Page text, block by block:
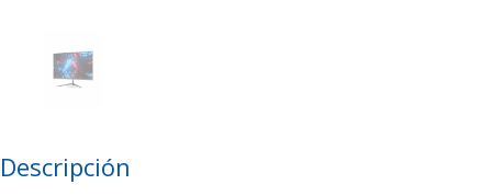
Descripción